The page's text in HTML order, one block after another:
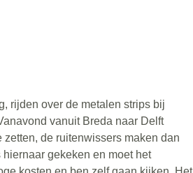
rijden over de metalen strips bij
vanuit Breda naar Delft
de ruitenwissers maken dan
gekeken en moet het